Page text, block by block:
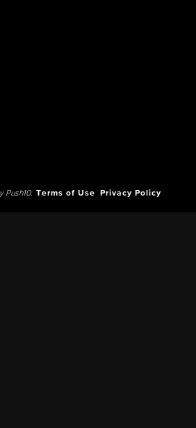
Push10. Terms of Use Privacy Policy